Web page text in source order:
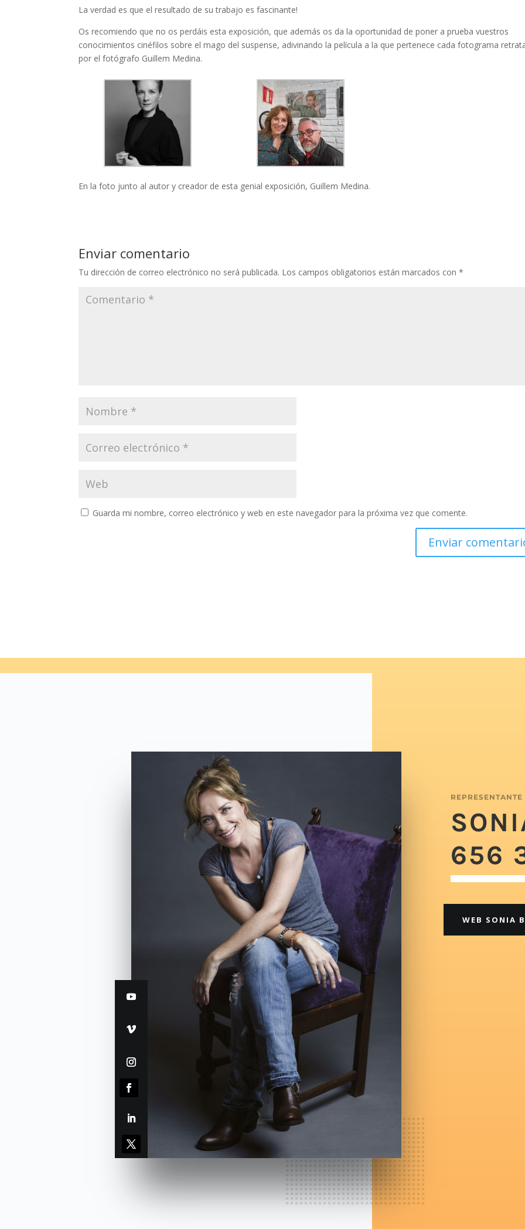
La verdad es que el resultado de su trabajo es fascinante!
Os recomiendo que no os perdáis esta exposición, que además os da la oportunidad de poner a prueba vuestros
conocimientos cinéfilos sobre el mago del suspense, adivinando la película a la que pertenece cada fotograma
por el fotógrafo Guillem Medina.
En la foto junto al autor y creador de esta genial exposición, Guillem Medina.
Enviar comentario
Tu dirección de correo electrónico no será publicada. Los campos obligatorios están marcados con*
Guarda mi nombre, correo electrónico y web en este navegador para la próxima vez que comente.
REPRESENTANTE
656
WEB SONIA